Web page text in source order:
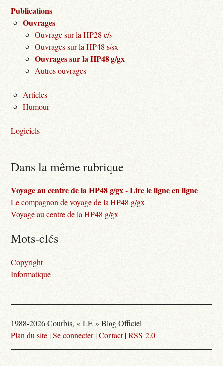
Publications
Ouvrages
Ouvrage sur la HP28 c/s
Ouvrages sur la HP48 s/sx
Ouvrages sur la HP48 g/gx
Autres ouvrages
Articles
Humour
Logiciels
Dans la même rubrique
Voyage au centre de la HP48 g/gx - Lire le ligne en ligne
Le compagnon de voyage de la HP48 g/gx
Voyage au centre de la HP48 g/gx
Mots-clés
Copyright
Informatique
1988-2026 Courbis, « LE » Blog Officiel
Plan du site |Se connecter|Contact|RSS 2.0